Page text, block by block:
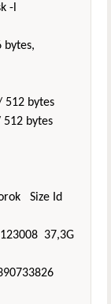
-l
bytes,
512 bytes
bytes
Size Id
37,3G